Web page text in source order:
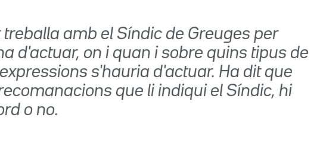
treballa amb el Síndic de Greuges per
d'actuar, on i quan i sobre quins tipus de
s'hauria d'actuar. Ha dit que
que li indiqui el Síndic, hi
o no.